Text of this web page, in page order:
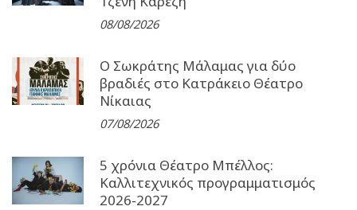
08/08/2026
Ο Σωκράτης Μάλαμας για δύο
βραδιές στο Κατράκειο Θέατρο
Νίκαιας
07/08/2026
5 χρόνια Θέατρο Μπέλλος:
Καλλιτεχνικός προγραμματισμός
2026-2027